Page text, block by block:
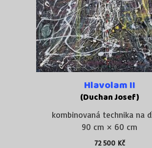
Hlavolam II
(Duchan Josef)
kombinovaná technika na
90 cm × 60 cm
72 500 Kč